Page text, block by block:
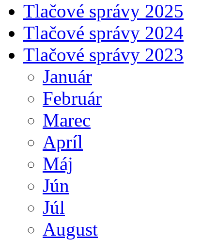
Tlačové správy 2025
Tlačové správy 2024
Tlačové správy 2023
Január
Február
Marec
Apríl
Máj
Jún
Júl
August